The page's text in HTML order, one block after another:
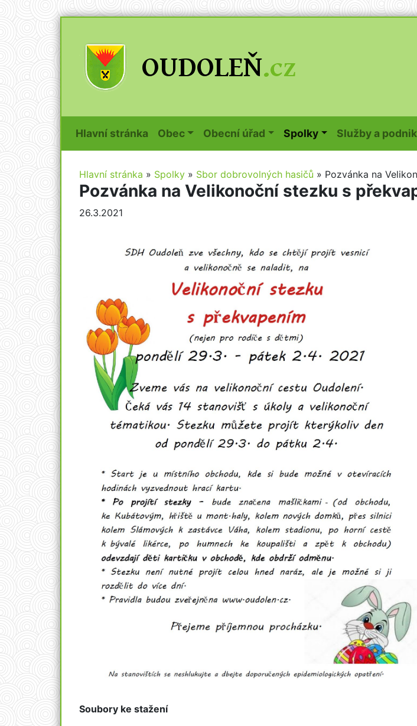
Hlavní stránka (current)
Obec Obecní úřad Spolky Služby a
Hlavní stránka » Spolky » Sbor dobrovolných hasičů » Pozvánka na
Pozvánka na Velikonoční stezku s
26.3.2021
Soubory ke stažení